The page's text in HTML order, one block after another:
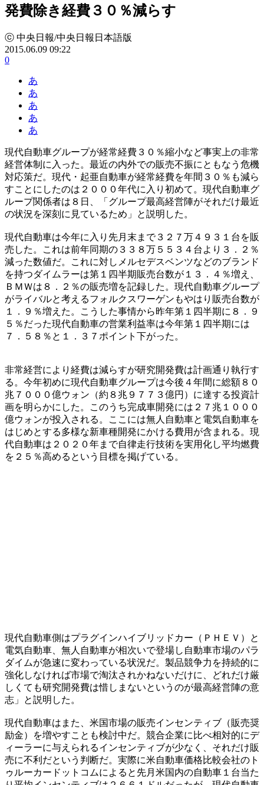
発費除き経費３０％減らす
ⓒ 中央日報/中央日報日本語版
2015.06.09 09:22
0
あ
あ
あ
あ
あ
現代自動車グループが経常経費３０％縮小など事実上の非常
経営体制に入った。最近の内外での販売不振にともなう危機
対応策だ。現代・起亜自動車が経常経費を年間３０％も減ら
すことにしたのは２０００年代に入り初めて。現代自動車グ
ループ関係者は８日、「グループ最高経営陣がそれだけ最近
の状況を深刻に見ているため」と説明した。
現代自動車は今年に入り先月末まで３２７万４９３１台を販
売した。これは前年同期の３３８万５５３４台より３．２％
減った数値だ。これに対しメルセデスベンツなどのブランド
を持つダイムラーは第１四半期販売台数が１３．４％増え、
ＢＭＷは８．２％の販売増を記録した。現代自動車グループ
がライバルと考えるフォルクスワーゲンもやはり販売台数が
１．９％増えた。こうした事情から昨年第１四半期に８．９
５％だった現代自動車の営業利益率は今年第１四半期には
７．５８％と１．３７ポイント下がった。
非常経営により経費は減らすが研究開発費は計画通り執行す
る。今年初めに現代自動車グループは今後４年間に総額８０
兆７０００億ウォン（約８兆９７７３億円）に達する投資計
画を明らかにした。このうち完成車開発には２７兆１０００
億ウォンが投入される。ここには無人自動車と電気自動車を
はじめとする多様な新車種開発にかける費用が含まれる。現
代自動車は２０２０年まで自律走行技術を実用化し平均燃費
を２５％高めるという目標を掲げている。
現代自動車側はプラグインハイブリッドカー（ＰＨＥＶ）と
電気自動車、無人自動車が相次いで登場し自動車市場のパラ
ダイムが急速に変わっている状況だ。製品競争力を持続的に
強化しなければ市場で淘汰されかねないだけに、どれだけ厳
しくても研究開発費は惜しまないというのが最高経営陣の意
志」と説明した。
現代自動車はまた、米国市場の販売インセンティブ（販売奨
励金）を増やすことも検討中だ。競合企業に比べ相対的にデ
ィーラーに与えられるインセンティブが少なく、それだけ販
売に不利だという判断だ。実際に米自動車価格比較会社のト
ゥルーカードットコムによると先月米国内の自動車１台当た